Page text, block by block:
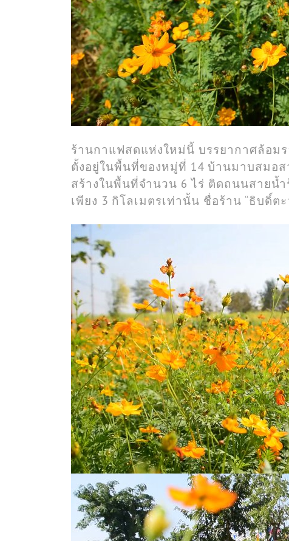
ร้านกาแฟสดแห่งใหม่นี้ บรรยากาศล้อม
ตั้งอยู่ในพื้นที่ของหมู่ที่ 14 บ้านมาบสมอ
สร้างในพื้นที่จำนวน 6 ไร่ ติดถนนสายน้ำ
เพียง 3 กิโลเมตรเท่านั้น ชื่อร้าน “ธิบดิ์ต